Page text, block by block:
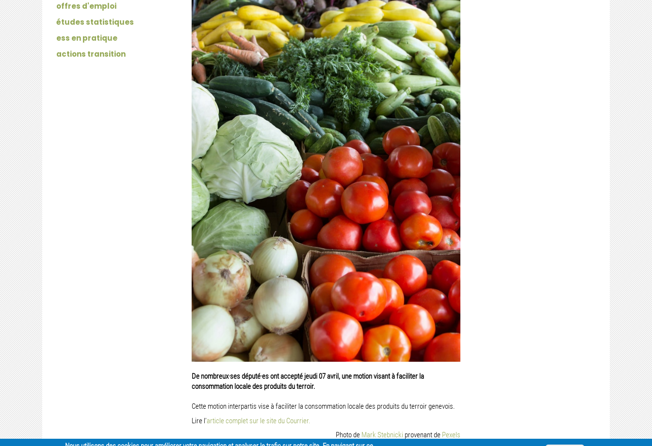
offres d'emploi
études statistiques
ess en pratique
actions transition
De nombreux·ses député·es ont accepté jeudi 07 avril, une motion visant à faciliter la
consommation locale des produits du terroir.
Cette motion interpartis vise à faciliter la consommation locale des produits du terroir genevois.
Lire l’article complet sur le site du Courrier.
Photo de Mark Stebnicki provenant de Pexels